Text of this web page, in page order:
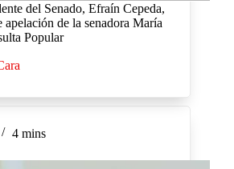
del Senado, Efraín Cepeda,
apelación de la senadora María
Popular
4 mins